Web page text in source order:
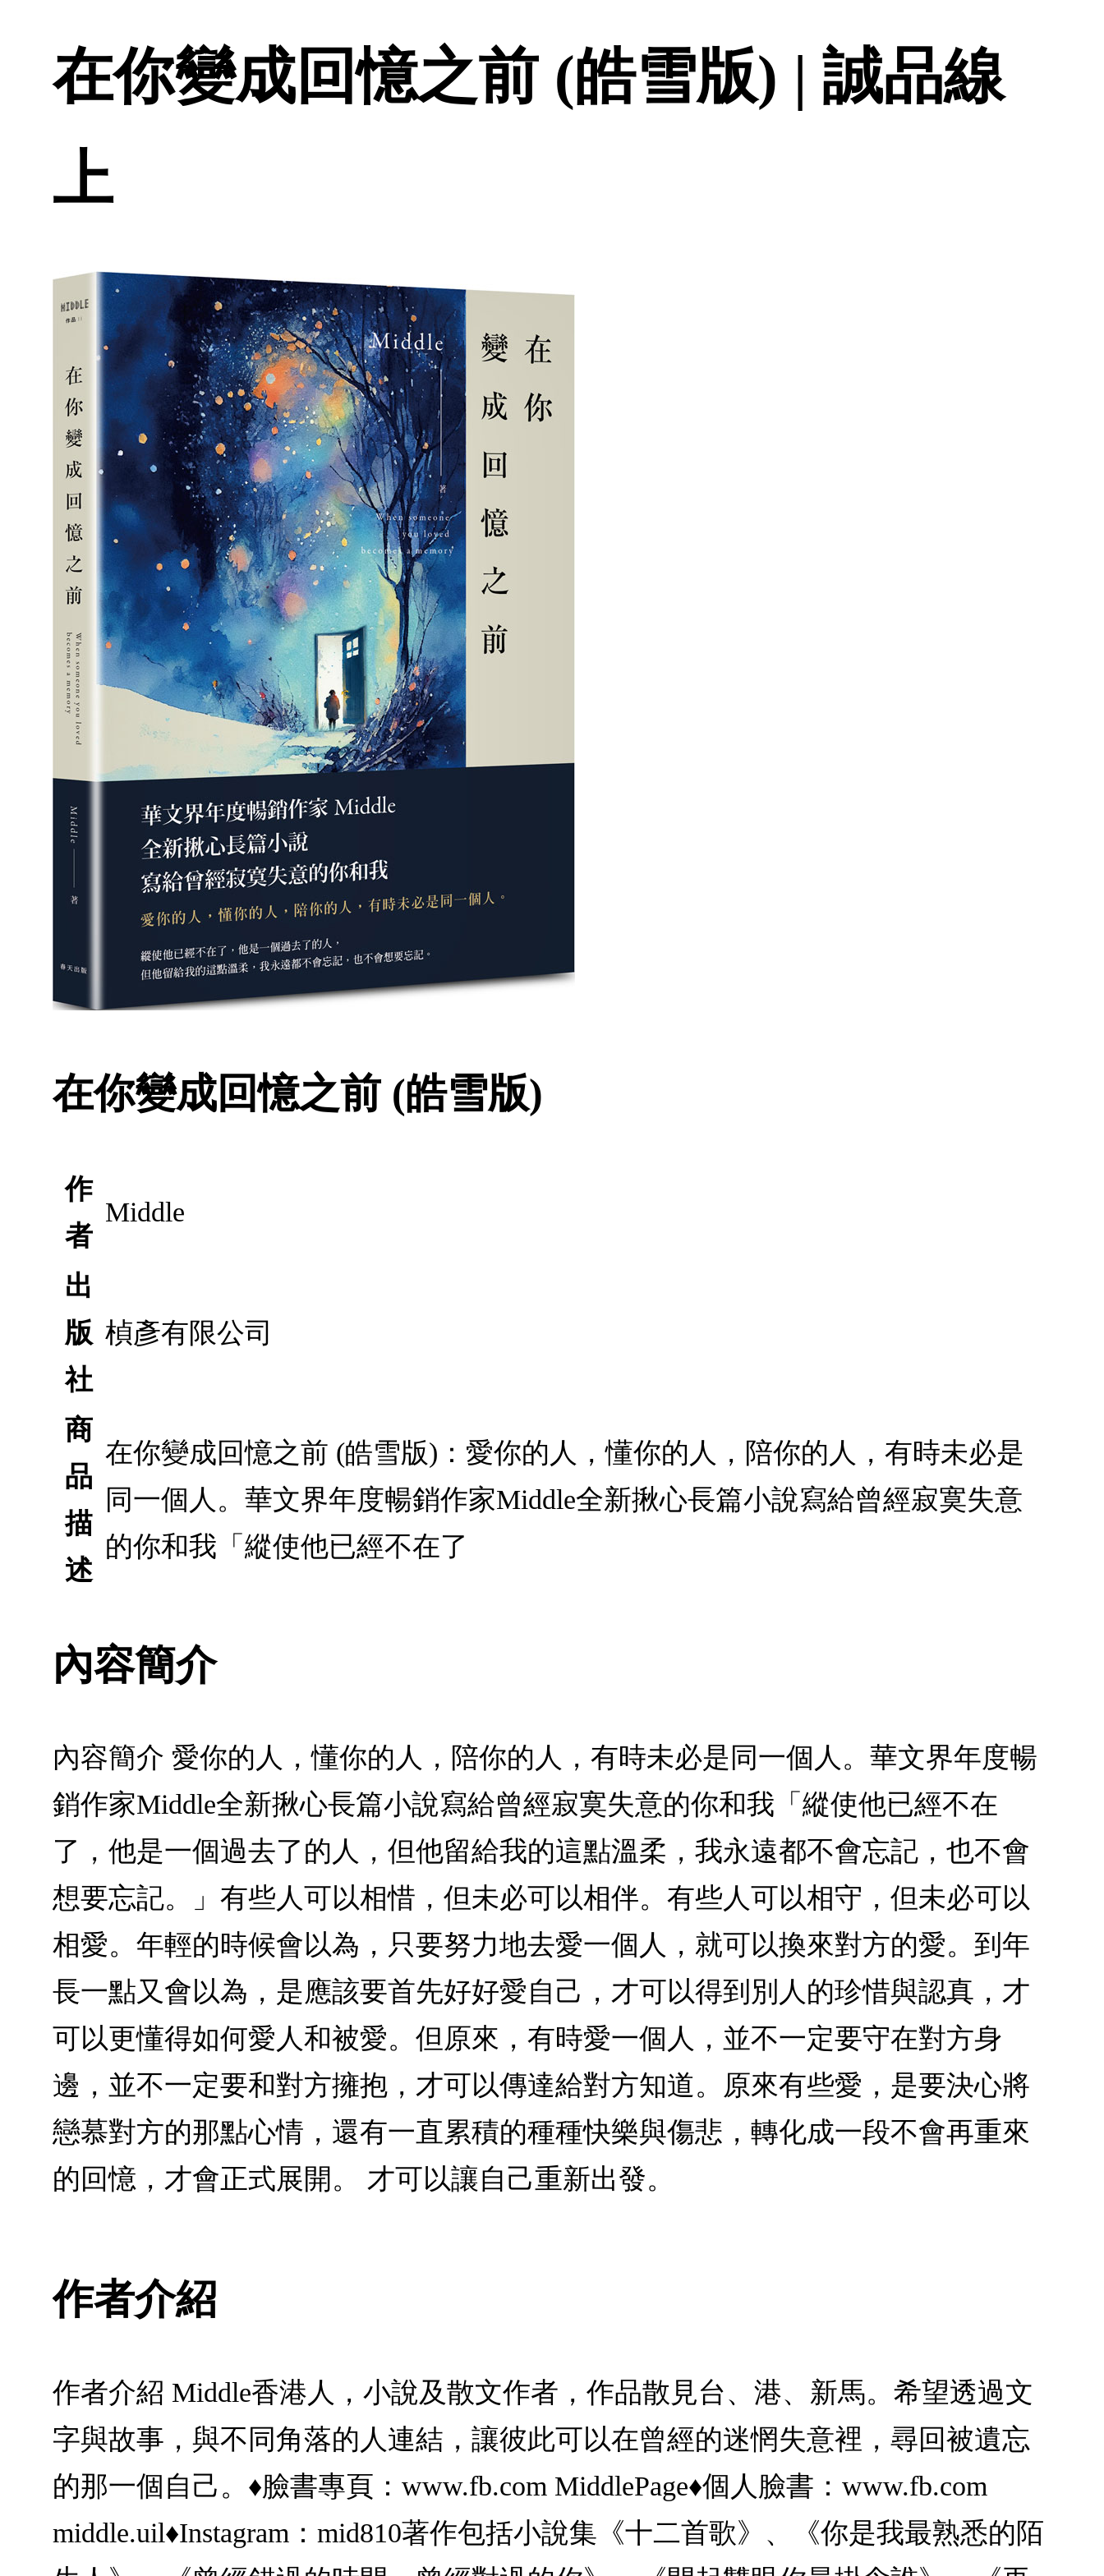
在你變成回憶之前 (皓雪版) | 誠品線
上
在你變成回憶之前 (皓雪版)
作
者
Middle
出
版
社
楨彥有限公司
商
品
描
述
在你變成回憶之前 (皓雪版)：愛你的人，懂你的人，陪你的人，有時未必是
同一個人。華文界年度暢銷作家Middle全新揪心長篇小說寫給曾經寂寞失意
的你和我「縱使他已經不在了
內容簡介
內容簡介 愛你的人，懂你的人，陪你的人，有時未必是同一個人。華文界年度暢
銷作家Middle全新揪心長篇小說寫給曾經寂寞失意的你和我「縱使他已經不在
了，他是一個過去了的人，但他留給我的這點溫柔，我永遠都不會忘記，也不會
想要忘記。」有些人可以相惜，但未必可以相伴。有些人可以相守，但未必可以
相愛。年輕的時候會以為，只要努力地去愛一個人，就可以換來對方的愛。到年
長一點又會以為，是應該要首先好好愛自己，才可以得到別人的珍惜與認真，才
可以更懂得如何愛人和被愛。但原來，有時愛一個人，並不一定要守在對方身
邊，並不一定要和對方擁抱，才可以傳達給對方知道。原來有些愛，是要決心將
戀慕對方的那點心情，還有一直累積的種種快樂與傷悲，轉化成一段不會再重來
的回憶，才會正式展開。 才可以讓自己重新出發。
作者介紹
作者介紹 Middle香港人，小說及散文作者，作品散見台、港、新馬。希望透過文
字與故事，與不同角落的人連結，讓彼此可以在曾經的迷惘失意裡，尋回被遺忘
的那一個自己。♦臉書專頁：www.fb.com MiddlePage♦個人臉書：www.fb.com
middle.uil♦Instagram：mid810著作包括小說集《十二首歌》、《你是我最熟悉的陌